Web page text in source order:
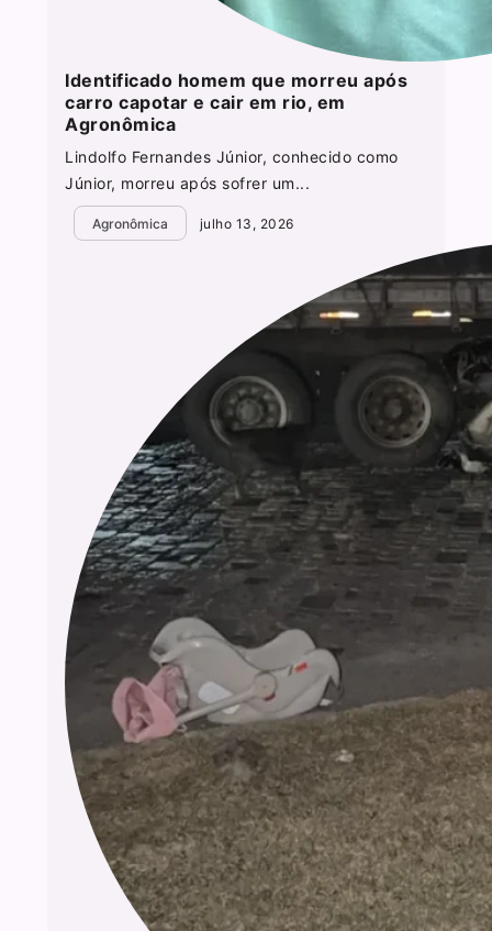
Identificado homem que morreu após
carro capotar e cair em rio, em
Agronômica
Lindolfo Fernandes Júnior, conhecido como
Júnior, morreu após sofrer um...
Agronômica julho 13, 2026